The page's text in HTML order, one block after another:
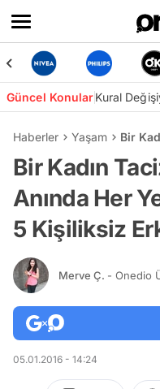
Güncel KonularKural
Haberler Yaşam Bir
Bir Kadın
Anında Her
5 Kişiliksiz
Merve Ç. - Onedio
05.01.2016 - 14:24